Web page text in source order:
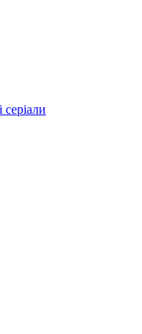
серіали